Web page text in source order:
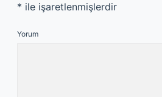
* ile işaretlenmişlerdir
Yorum